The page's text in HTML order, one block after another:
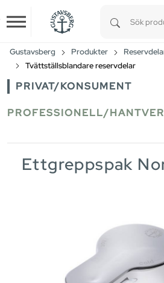
Skip to main content
Gustavsberg Produkter
Tvättställsblandare reservdelar
PRIVAT/KONSUMENT
PROFESSIONELL/
Ettgreppspak